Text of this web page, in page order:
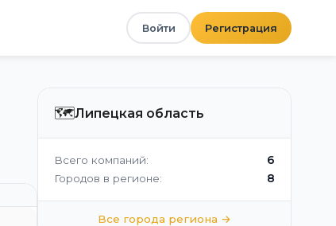
Войти Регистрация
🗺️Липецкая область
Всего компаний: 6
Городов в регионе: 8
Все города региона →